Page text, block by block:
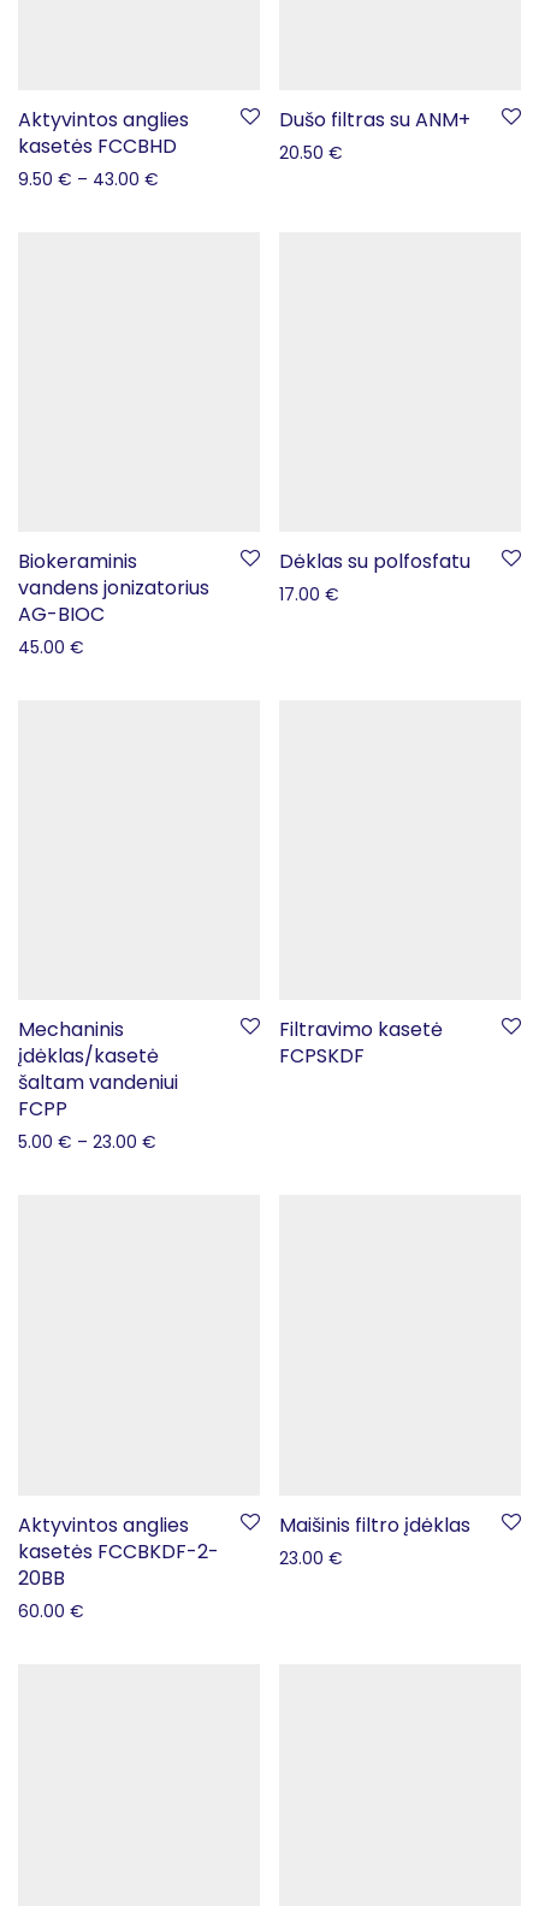
Aktyvintos anglies
kasetės FCCBHD
9.50 € – 43.00 €
Dušo filtras su ANM+
20.50 €
Biokeraminis
vandens jonizatorius
AG-BIOC
45.00 €
Dėklas su polfosfatu
17.00 €
Mechaninis
įdėklas/kasetė
šaltam vandeniui
FCPP
5.00 € – 23.00 €
Filtravimo kasetė
FCPSKDF
Aktyvintos anglies
kasetės FCCBKDF-2-
20BB
60.00 €
Maišinis filtro įdėklas
23.00 €